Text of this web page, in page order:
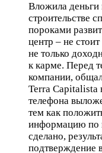
Вложила деньги
строительстве
пороками
центр – не
не только
к карме. Перед
компании,
Terra Capitalista
телефона
тем как
информацию по
сделано,
подтверждение